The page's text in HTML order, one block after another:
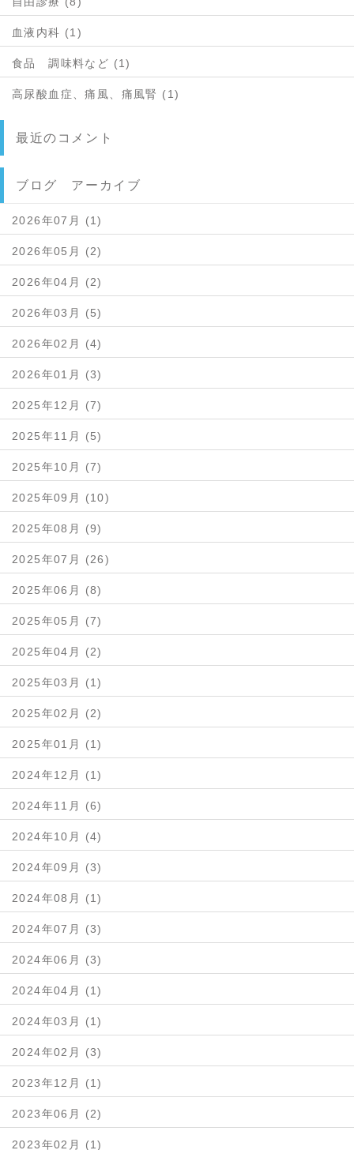
血液内科 (1)
食品 調味料など (1)
高尿酸血症、痛風、痛風腎 (1)
最近のコメント
ブログ アーカイブ
2026年07月 (1)
2026年05月 (2)
2026年04月 (2)
2026年03月 (5)
2026年02月 (4)
2026年01月 (3)
2025年12月 (7)
2025年11月 (5)
2025年10月 (7)
2025年09月 (10)
2025年08月 (9)
2025年07月 (26)
2025年06月 (8)
2025年05月 (7)
2025年04月 (2)
2025年03月 (1)
2025年02月 (2)
2025年01月 (1)
2024年12月 (1)
2024年11月 (6)
2024年10月 (4)
2024年09月 (3)
2024年08月 (1)
2024年07月 (3)
2024年06月 (3)
2024年04月 (1)
2024年03月 (1)
2024年02月 (3)
2023年12月 (1)
2023年06月 (2)
2023年02月 (1)